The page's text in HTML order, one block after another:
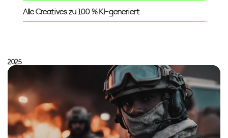
Alle Creatives zu 100 % KI-generiert
2025